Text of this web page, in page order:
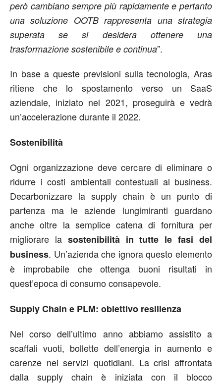
però cambiano sempre più rapidamente e pertanto
una soluzione OOTB rappresenta una strategia
superata se si desidera ottenere una
trasformazione sostenibile e continua”.
In base a queste previsioni sulla tecnologia, Aras
ritiene che lo spostamento verso un SaaS
aziendale, iniziato nel 2021, proseguirà e vedrà
un’accelerazione durante il 2022.
Sostenibilità
Ogni organizzazione deve cercare di eliminare o
ridurre i costi ambientali contestuali al business.
Decarbonizzare la supply chain è un punto di
partenza ma le aziende lungimiranti guardano
anche oltre la semplice catena di fornitura per
migliorare la sostenibilità in tutte le fasi del
business. Un’azienda che ignora questo elemento
è improbabile che ottenga buoni risultati in
quest’epoca di consumo consapevole.
Supply Chain e PLM: obiettivo resilienza
Nel corso dell’ultimo anno abbiamo assistito a
scaffali vuoti, bollette dell’energia in aumento e
carenze nei servizi quotidiani. La crisi affrontata
dalla supply chain è iniziata con il blocco